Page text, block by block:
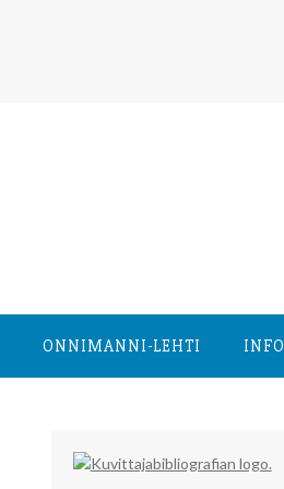
ONNIMANNI-LEHTI INFO